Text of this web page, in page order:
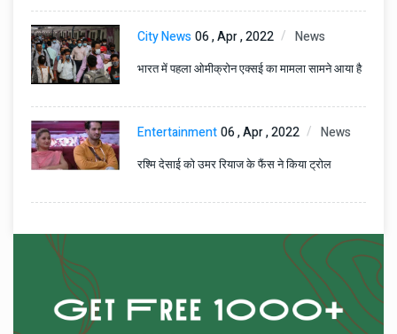
City News06 , Apr , 2022 News
भारत में पहला ओमीक्रोन एक्सई का मामला सामने आया है
Entertainment06 , Apr , 2022 News
रश्मि देसाई को उमर रियाज के फैंस ने किया ट्रोल